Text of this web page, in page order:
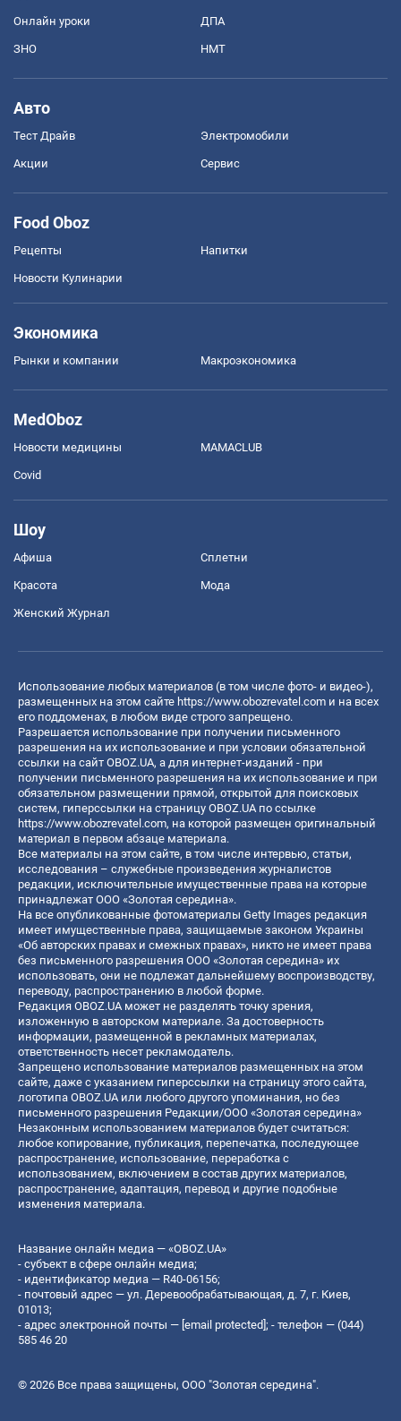
Онлайн уроки ДПА
ЗНО НМТ
Авто
Тест Драйв Электромобили
Акции Сервис
Food Oboz
Рецепты Напитки
Новости Кулинарии
Экономика
Рынки и компании Mакроэкономика
MedOboz
Новости медицины MAMACLUB
Covid
Шоу
Афиша Сплетни
Красота Мода
Женский Журнал
Использование любых материалов (в том числе фото- и видео-),
размещенных на этом сайте https://www.obozrevatel.com и на всех
его поддоменах, в любом виде строго запрещено.
Разрешается использование при получении письменного
разрешения на их использование и при условии обязательной
ссылки на сайт OBOZ.UA, а для интернет-изданий - при
получении письменного разрешения на их использование и при
обязательном размещении прямой, открытой для поисковых
систем, гиперссылки на страницу OBOZ.UA по ссылке
https://www.obozrevatel.com, на которой размещен оригинальный
материал в первом абзаце материала.
Все материалы на этом сайте, в том числе интервью, статьи,
исследования – служебные произведения журналистов
редакции, исключительные имущественные права на которые
принадлежат ООО «Золотая середина».
На все опубликованные фотоматериалы Getty Images редакция
имеет имущественные права, защищаемые законом Украины
«Об авторских правах и смежных правах», никто не имеет права
без письменного разрешения ООО «Золотая середина» их
использовать, они не подлежат дальнейшему воспроизводству,
переводу, распространению в любой форме.
Редакция OBOZ.UA может не разделять точку зрения,
изложенную в авторском материале. За достоверность
информации, размещенной в рекламных материалах,
ответственность несет рекламодатель.
Запрещено использование материалов размещенных на этом
сайте, даже с указанием гиперссылки на страницу этого сайта,
логотипа OBOZ.UA или любого другого упоминания, но без
письменного разрешения Редакции/ООО «Золотая середина»
Незаконным использованием материалов будет считаться:
любое копирование, публикация, перепечатка, последующее
распространение, использование, переработка с
использованием, включением в состав других материалов,
распространение, адаптация, перевод и другие подобные
изменения материала.
Название онлайн медиа — «OBOZ.UA»
- субъект в сфере онлайн медиа;
- идентификатор медиа — R40-06156;
- почтовый адрес — ул. Деревообрабатывающая, д. 7, г. Киев,
01013;
- адрес электронной почты — [email protected] ; - телефон — (044)
585 46 20
© 2026 Все права защищены, ООО "Золотая середина".